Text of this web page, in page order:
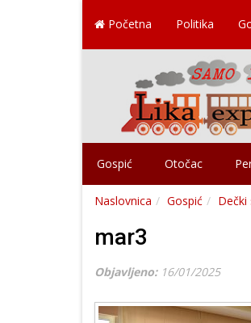
Početna Politika
Gospić Otočac
Naslovnica Gospić
mar3
Objavljeno: 16/01/2025